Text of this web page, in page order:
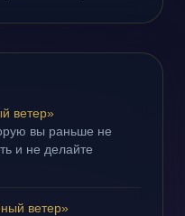
ветер»
вы раньше не
и не делайте
ветер»